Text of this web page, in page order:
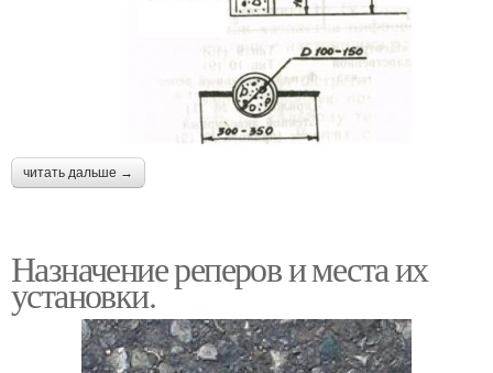
читать дальше →
Назначение реперов и места их
установки.